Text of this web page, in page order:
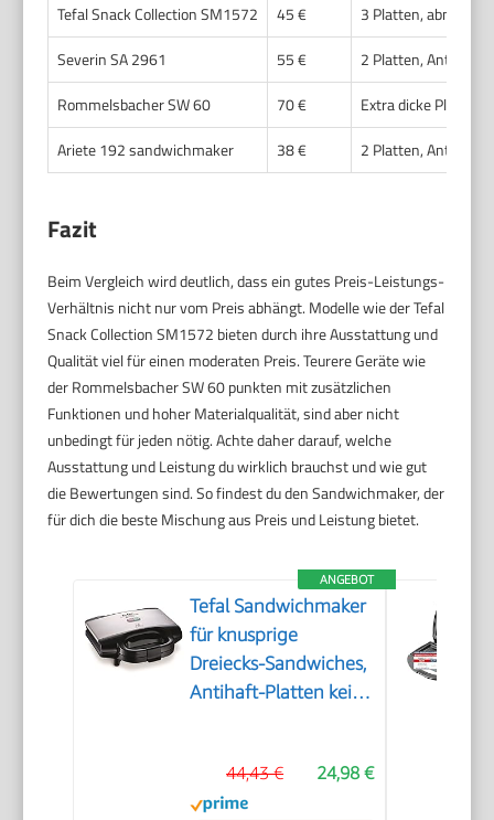
Tefal Snack Collection SM1572
45 €
3 Platten,
Severin SA 2961
55 €
2 Platten, Antihaft,
Rommelsbacher SW 60
70 €
Extra dicke Platten,
Ariete 192 sandwichmaker
38 € 2 Platten, Antihaft
Fazit
Beim Vergleich wird deutlich, dass ein gutes Preis-Leistungs-
Verhältnis nicht nur vom Preis abhängt. Modelle wie der Tefal
Snack Collection SM1572 bieten durch ihre Ausstattung und
Qualität viel für einen moderaten Preis. Teurere Geräte wie
der Rommelsbacher SW 60 punkten mit zusätzlichen
Funktionen und hoher Materialqualität, sind aber nicht
unbedingt für jeden nötig. Achte daher darauf, welche
Ausstattung und Leistung du wirklich brauchst und wie gut
die Bewertungen sind. So findest du den Sandwichmaker, der
für dich die beste Mischung aus Preis und Leistung bietet.
ANGEBOT
Tefal Sandwichmaker
für knusprige
Dreiecks-Sandwiches,
Antihaft-Platten kein
zum Anfassen,
vertikale
24,98 €
44,43 €